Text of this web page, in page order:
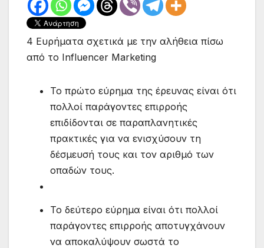
4 Ευρήματα σχετικά με την αλήθεια πίσω
από το Influencer Marketing
Το πρώτο εύρημα της έρευνας είναι ότι
πολλοί παράγοντες επιρροής
επιδίδονται σε παραπλανητικές
πρακτικές για να ενισχύσουν τη
δέσμευσή τους και τον αριθμό των
οπαδών τους.
Το δεύτερο εύρημα είναι ότι πολλοί
παράγοντες επιρροής αποτυγχάνουν
να αποκαλύψουν σωστά το